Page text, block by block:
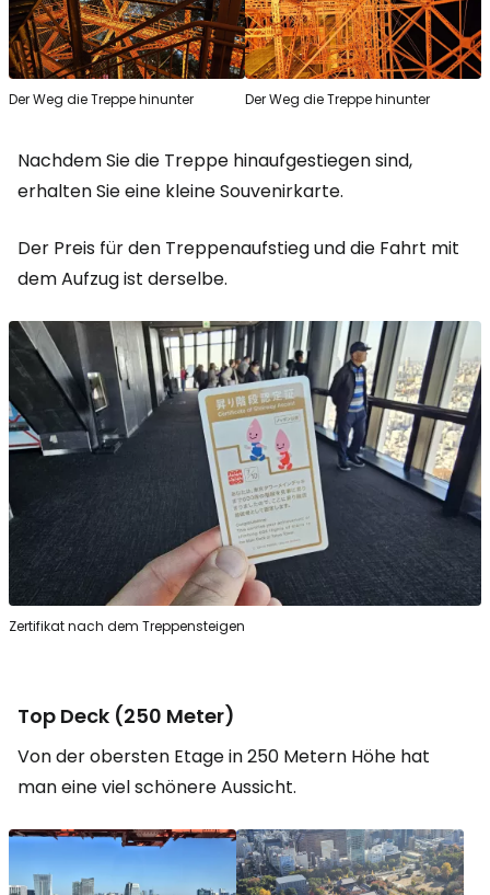
Der Weg die Treppe hinunter Der Weg die Treppe hinunter
Nachdem Sie die Treppe hinaufgestiegen sind,
erhalten Sie eine kleine Souvenirkarte.
Der Preis für den Treppenaufstieg und die Fahrt mit
dem Aufzug ist derselbe.
Zertifikat nach dem Treppensteigen
Top Deck (250 Meter)
Von der obersten Etage in 250 Metern Höhe hat
man eine viel schönere Aussicht.